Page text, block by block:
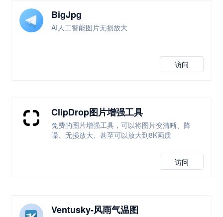
BigJpg
AI人工智能图片无损放大
访问
ClipDrop图片增强工具
免费的图片增强工具，可以将图片变清晰、降
噪、无损放大、甚至可以放大到8K画质
访问
Ventusky-风雨气温图